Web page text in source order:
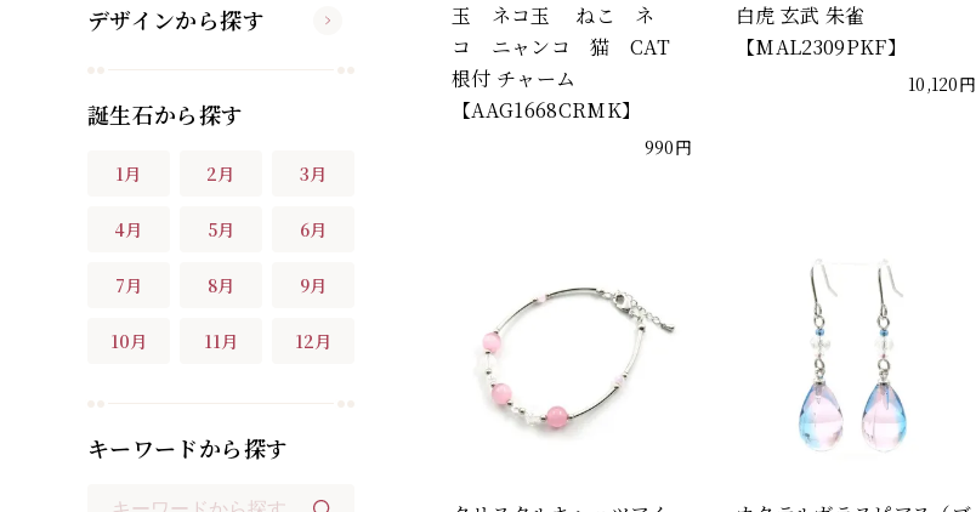
玉 ネコ玉 ねこ ネ
コ ニャンコ 猫 CAT
根付 チャーム
【AAG1668CRMK】
990円
白虎 玄武 朱雀
【MAL2309PKF】
10,120円
デザインから探す
誕生石から探す
1月 2月 3月
4月 5月 6月
7月 8月 9月
10月 11月 12月
キーワードから探す